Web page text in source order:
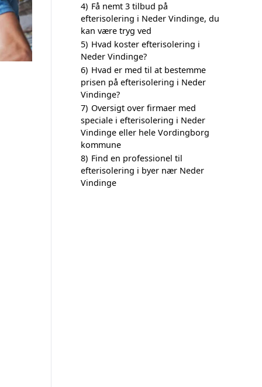
4) Få nemt 3 tilbud på
efterisolering i Neder Vindinge, du
kan være tryg ved
5) Hvad koster efterisolering i
Neder Vindinge?
6) Hvad er med til at bestemme
prisen på efterisolering i Neder
Vindinge?
7) Oversigt over firmaer med
speciale i efterisolering i Neder
Vindinge eller hele Vordingborg
kommune
8) Find en professionel til
efterisolering i byer nær Neder
Vindinge